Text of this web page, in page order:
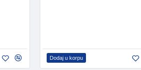
Dodaj u korpu